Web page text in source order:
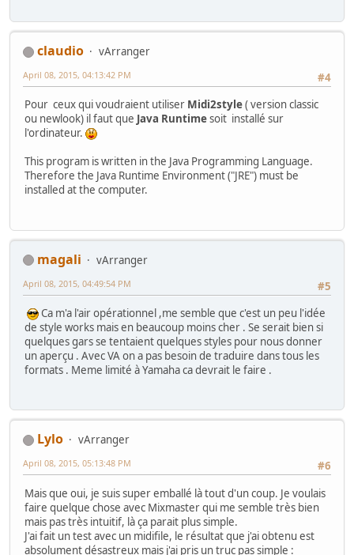
claudio
vArranger
#4
April 08, 2015, 04:13:42 PM
Pour ceux qui voudraient utiliser Midi2style( version classic
ou newlook) il faut que Java Runtimesoit installé sur
l'ordinateur.
This program is written in the Java Programming Language.
Therefore the Java Runtime Environment ("JRE") must be
installed at the computer.
magali
vArranger
#5
April 08, 2015, 04:49:54 PM
Ca m'a l'air opérationnel ,me semble que c'est un peu l'idée
de style works mais en beaucoup moins cher . Se serait bien si
quelques gars se tentaient quelques styles pour nous donner
un aperçu . Avec VA on a pas besoin de traduire dans tous les
formats . Meme limité à Yamaha ca devrait le faire .
Lylo
vArranger
#6
April 08, 2015, 05:13:48 PM
Mais que oui, je suis super emballé là tout d'un coup. Je voulais
faire quelque chose avec Mixmaster qui me semble très bien
mais pas très intuitif, là ça parait plus simple.
J'ai fait un test avec un midifile, le résultat que j'ai obtenu est
absolument désastreux mais j'ai pris un truc pas simple :